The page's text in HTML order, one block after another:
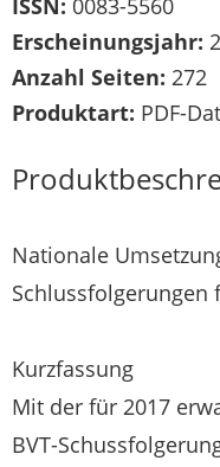
ISSN: 0083-5560
Erscheinungsjahr:
Anzahl Seiten: 272
Produktart: PDF-
Nationale
Schlussfolgerungen
Kurzfassung
Mit der für 2017
BVT-